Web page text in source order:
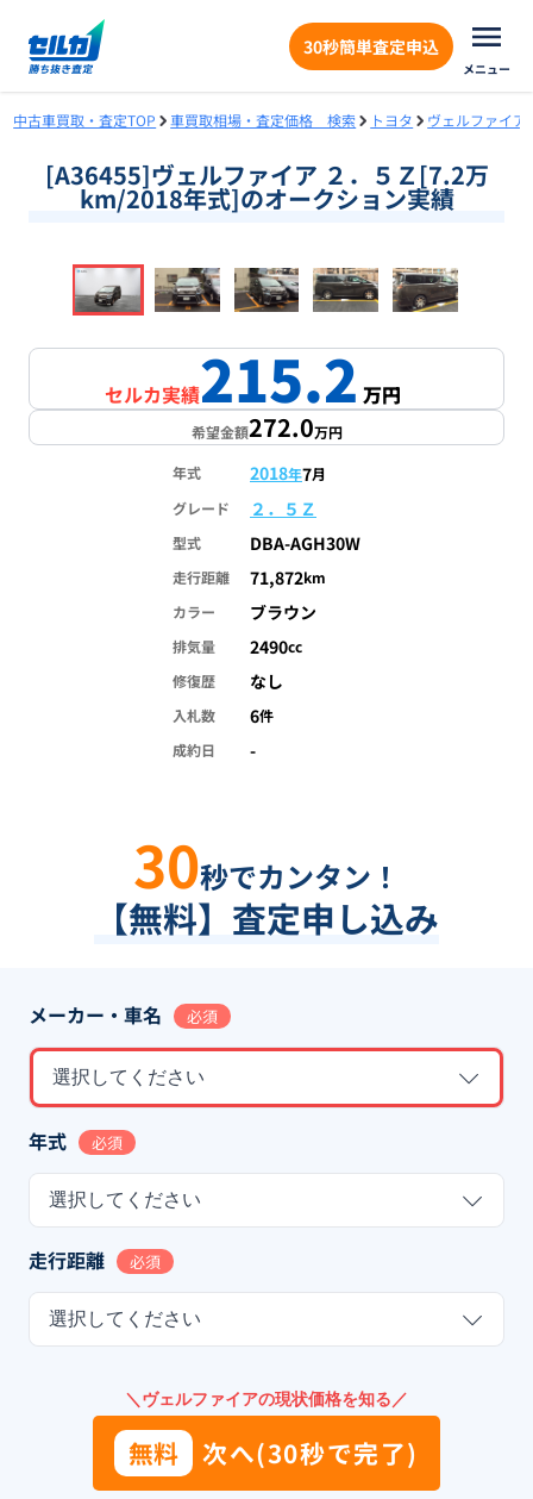
30秒簡単査定申込
メニュー
中古車買取・査定TOP 車買取相場・査定価格 検索 トヨタ ヴェルファイア
[A36455]ヴェルファイア ２．５Ｚ[7.2万
km/2018年式]のオークション実績
1/14
セルカ実績215.2万円
希望金額272.0万円
年式 2018年7月
グレード
２．５Ｚ
型式 DBA-AGH30W
走行距離 71,872km
カラー
ブラウン
排気量 2490cc
修復歴
なし
入札数 6件
成約日
-
30秒でカンタン！
【無料】査定申し込み
メーカー・車名 必須
選択してください
年式 必須
選択してください
走行距離 必須
選択してください
＼ヴェルファイアの現状価格を知る／
無料 次へ(30秒で完了)